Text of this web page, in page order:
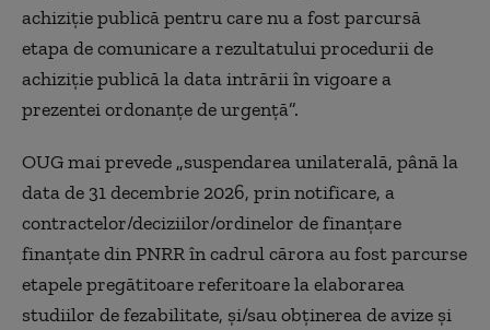
achiziţie publică pentru care nu a fost parcursă
etapa de comunicare a rezultatului procedurii de
achiziţie publică la data intrării în vigoare a
prezentei ordonanţe de urgenţă”.
OUG mai prevede „suspendarea unilaterală, până la
data de 31 decembrie 2026, prin notificare, a
contractelor/deciziilor/ordinelor de finanţare
finanţate din PNRR în cadrul cărora au fost parcurse
etapele pregătitoare referitoare la elaborarea
studiilor de fezabilitate, şi/sau obţinerea de avize şi